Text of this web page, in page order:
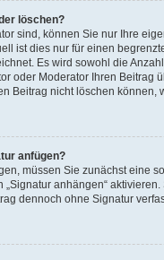
löschen?
sind, können Sie nur Ihre
ist dies nur für einen
Es wird sowohl die
oder Moderator Ihren
Beitrag nicht löschen können,
anfügen?
müssen Sie zunächst eine
anhängen“
dennoch ohne Signatur